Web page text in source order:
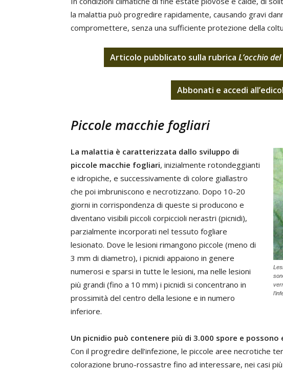
la malattia può progredire rapidamente, causando gravi
compromettere, senza una sufficiente protezione della
Articolo pubblicato sulla rubrica L’occhio
Abbonati e accedi
Piccole macchie fogliari
La malattia è caratterizzata dallo sviluppo di
piccole macchie fogliari, inizialmente rotondeggianti
e idropiche, e successivamente di colore giallastro
che poi imbruniscono e necrotizzano. Dopo 10-20
giorni in corrispondenza di queste si producono e
diventano visibili piccoli corpiccioli nerastri (picnidi),
parzialmente incorporati nel tessuto fogliare
lesionato. Dove le lesioni rimangono piccole (meno di
3 mm di diametro), i picnidi appaiono in genere
numerosi e sparsi in tutte le lesioni, ma nelle lesioni
più grandi (fino a 10 mm) i picnidi si concentrano in
prossimità del centro della lesione e in numero
inferiore.
Un picnidio può contenere più di 3.000 spore e possono
Con il progredire dell’infezione, le piccole aree necrotiche
colorazione bruno-rossastre fino ad interessare, nei casi